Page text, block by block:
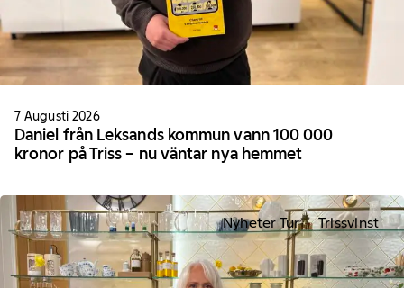
7 Augusti 2026
Daniel från Leksands kommun vann 100 000
kronor på Triss – nu väntar nya hemmet
Nyheter Tur Trissvinst